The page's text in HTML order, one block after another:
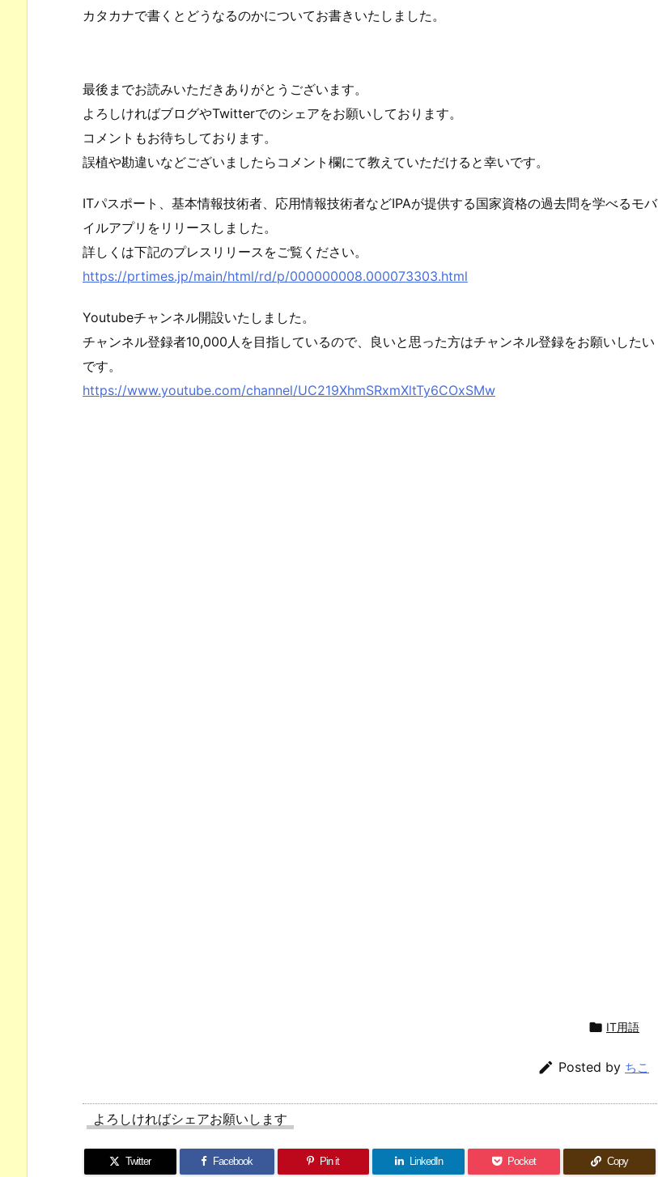
カタカナで書くとどうなるのかについてお書きいたしました。
最後までお読みいただきありがとうございます。
よろしければブログやTwitterでのシェアをお願いしております。
コメントもお待ちしております。
誤植や勘違いなどございましたらコメント欄にて教えていただけると幸いです。
ITパスポート、基本情報技術者、応用情報技術者などIPAが提供する国家資格の過去問を学べるモバ
イルアプリをリリースしました。
詳しくは下記のプレスリリースをご覧ください。
https://prtimes.jp/main/html/rd/p/000000008.000073303.html
Youtubeチャンネル開設いたしました。
チャンネル登録者10,000人を目指しているので、良いと思った方はチャンネル登録をお願いしたい
です。
https://www.youtube.com/channel/UC219XhmSRxmXltTy6COxSMw
 IT用語
 Posted by ちこ
よろしければシェアお願いします
Twitter Facebook Pin it LinkedIn Pocket Copy